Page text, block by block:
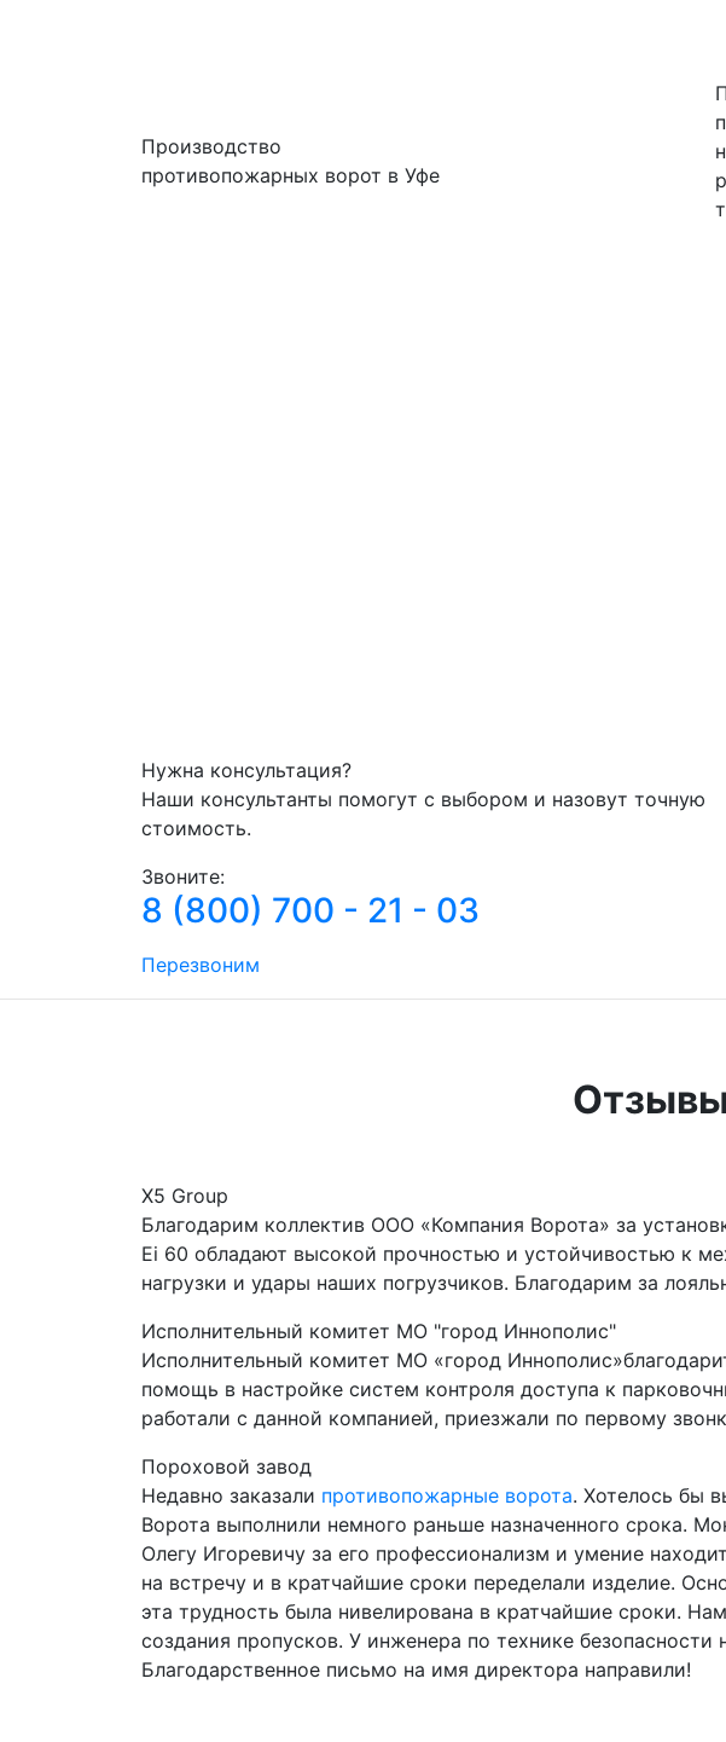
Производство
противопожарных ворот в Уфе
Нужна консультация?
Наши консультанты помогут с выбором и назовут точную
стоимость.
Звоните:
8 (800) 700 - 21 - 03
Перезвоним
Х5 Group
Благодарим коллектив ООО «Компания Ворота» за
Ei 60 обладают высокой прочностью и устойчивостью к
нагрузки и удары наших погрузчиков. Благодарим за
Исполнительный комитет МО "город Иннополис"
Исполнительный комитет МО «город
помощь в настройке систем контроля доступа к
работали с данной компанией, приезжали по первому
Пороховой завод
Недавно заказали противопожарные ворота. Хотелось бы
Ворота выполнили немного раньше назначенного срока.
Олегу Игоревичу за его профессионализм и умение
на встречу и в кратчайшие сроки переделали изделие.
эта трудность была нивелирована в кратчайшие сроки.
создания пропусков. У инженера по технике
Благодарственное письмо на имя директора направили!